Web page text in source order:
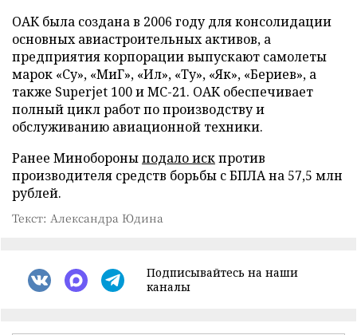
ОАК была создана в 2006 году для консолидации
основных авиастроительных активов, а
предприятия корпорации выпускают самолеты
марок «Су», «МиГ», «Ил», «Ту», «Як», «Бериев», а
также Superjet 100 и МС-21. OAK обеспечивает
полный цикл работ по производству и
обслуживанию авиационной техники.
Ранее Минобороныподало искпротив
производителя средств борьбы с БПЛА на 57,5 млн
рублей.
Текст: Александра Юдина
Подписывайтесь на наши
каналы